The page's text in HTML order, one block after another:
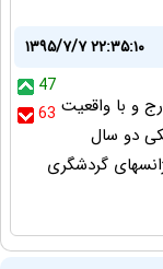
۱۳۹۵/۷/۷ ۲۲:۳۵:۱۰
47
63 و با واقعیت
دو سال
گردشگری